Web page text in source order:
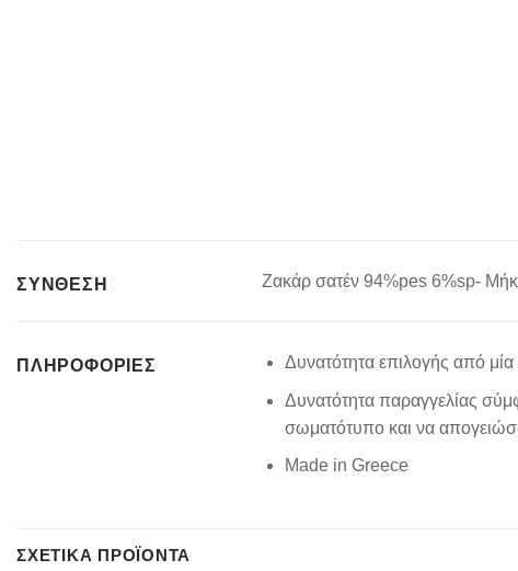
ΣΥΝΘΕΣΗ Ζακάρ σατέν 94%pes 6%sp-
ΠΛΗΡΟΦΟΡΊΕΣ Δυνατότητα επιλογής από
Δυνατότητα παραγγελίας
σωματότυπο και να
Made in Greece
ΣΧΕΤΙΚΆ ΠΡΟΪΌΝΤΑ